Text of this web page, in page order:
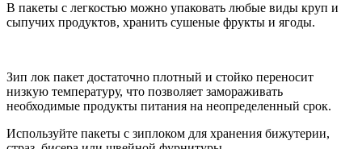
В пакеты с легкостью можно упаковать любые виды круп и
сыпучих продуктов, хранить сушеные фрукты и ягоды.
Зип лок пакет достаточно плотный и стойко переносит
низкую температуру, что позволяет замораживать
необходимые продукты питания на неопределенный срок.
Используйте пакеты с зиплоком для хранения бижутерии,